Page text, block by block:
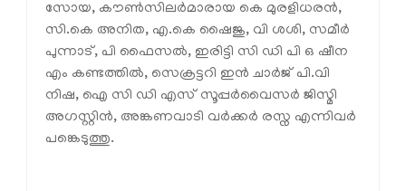
സോയ, കൗണ്‍സിലര്‍മാരായ കെ മുരളിധരന്‍,
സി.കെ അനിത, എ.കെ ഷൈജു, വി ശശി, സമീര്‍
പുന്നാട്, പി ഫൈസല്‍, ഇരിട്ടി സി ഡി പി ഒ ഷീന
എം കണ്ടത്തില്‍, സെക്രട്ടറി ഇന്‍ ചാര്‍ജ് പി.വി
നിഷ, ഐ സി ഡി എസ് സൂപ്പര്‍വൈസര്‍ ജിസ്മി
അഗസ്റ്റിന്‍, അങ്കണവാടി വര്‍ക്കര്‍ രസ്ന എന്നിവര്‍
പങ്കെടുത്തു.